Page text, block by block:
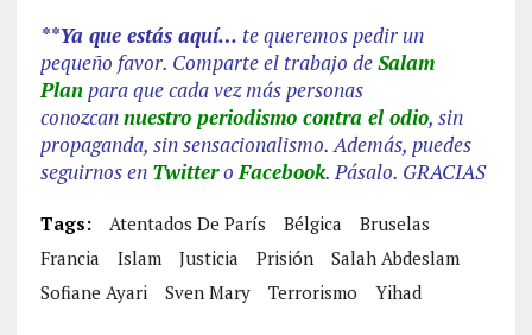
**Ya que estás aquí… te queremos pedir un
pequeño favor. Comparte el trabajo deSalam
Planpara que cada vez más personas
conozcannuestro periodismo contra el odio, sin
propaganda, sin sensacionalismo. Además, puedes
seguirnos en TwitteroFacebook. Pásalo. GRACIAS
Tags: Atentados De París Bélgica
Bruselas
Francia
Islam Justicia Prisión
Salah Abdeslam
Sofiane Ayari
Sven Mary Terrorismo Yihad